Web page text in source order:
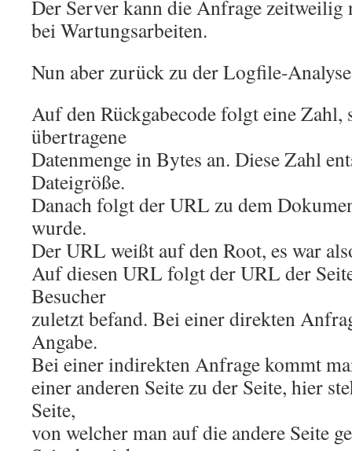
Der Server kann die Anfrage zeitweilig
bei Wartungsarbeiten.
Nun aber zurück zu der Logfile-
Auf den Rückgabecode folgt eine Zahl,
übertragene
Datenmenge in Bytes an. Diese Zahl
Dateigröße.
Danach folgt der URL zu dem
wurde.
Der URL weißt auf den Root, es war
Auf diesen URL folgt der URL der
Besucher
zuletzt befand. Bei einer direkten
Angabe.
Bei einer indirekten Anfrage kommt
einer anderen Seite zu der Seite, hier
Seite,
von welcher man auf die andere Seite